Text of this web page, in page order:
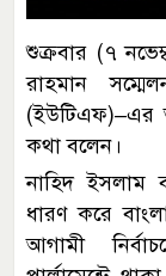
শুক্রবার (৭
রাহমান
(ইউটিএফ)–এর
কথা বলেন।
নাহিদ ইসলাম
ধারণ করে
আগামী